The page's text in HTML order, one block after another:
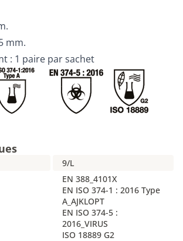
mm.
: 1 paire par sachet
9/L
EN 388_4101X
EN ISO 374-1 : 2016 Type
A_AJKLOPT
EN ISO 374-5 :
2016_VIRUS
ISO 18889 G2